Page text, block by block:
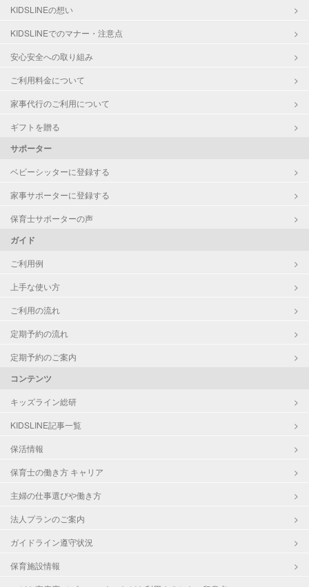
KIDSLINEの想い
KIDSLINEでのマナー・注意点
安心安全への取り組み
ご利用料金について
家事代行のご利用について
ギフトを贈る
サポーター
ベビーシッターに登録する
家事サポーターに登録する
保育士サポーターの声
ガイド
ご利用例
上手な使い方
ご利用の流れ
定期予約の流れ
定期予約のご案内
コンテンツ
キッズライン総研
KIDSLINE記事一覧
保活情報
保育士の働き方 キャリア
主婦の仕事選びや働き方
法人プランのご案内
ガイドライン遵守状況
保育施設情報